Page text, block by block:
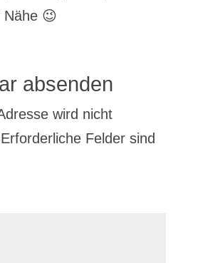
Nähe 😉
absenden
wird nicht
Erforderliche Felder sind